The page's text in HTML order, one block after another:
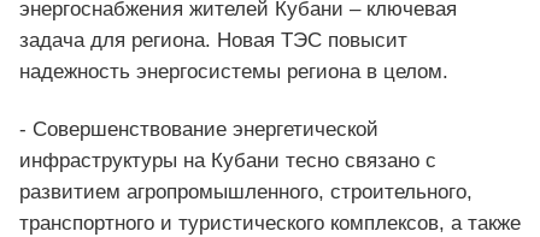
энергоснабжения жителей Кубани – ключевая
задача для региона. Новая ТЭС повысит
надежность энергосистемы региона в целом.
- Совершенствование энергетической
инфраструктуры на Кубани тесно связано с
развитием агропромышленного, строительного,
транспортного и туристического комплексов, а также